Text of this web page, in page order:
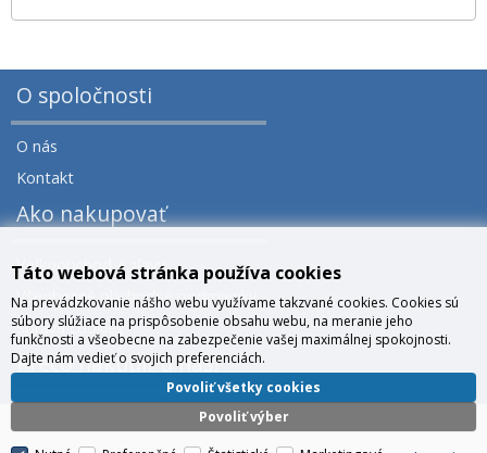
O spoločnosti
O nás
Kontakt
Ako nakupovať
Veľkoobchod a zľavy
Všeobecné obchodné podmienky
Správa cookies
Prečo nakúpiť u nás?
Táto webová stránka používa cookies
Na prevádzkovanie nášho webu využívame takzvané cookies. Cookies sú
súbory slúžiace na prispôsobenie obsahu webu, na meranie jeho
funkčnosti a všeobecne na zabezpečenie vašej maximálnej spokojnosti.
Dajte nám vedieť o svojich preferenciách.
Povoliť výber
Povoliť všetky cookies